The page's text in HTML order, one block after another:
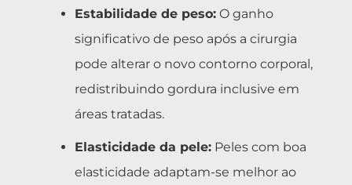
Estabilidade de peso: O ganho
significativo de peso após a cirurgia
pode alterar o novo contorno corporal,
redistribuindo gordura inclusive em
áreas tratadas.
Elasticidade da pele: Peles com boa
elasticidade adaptam-se melhor ao